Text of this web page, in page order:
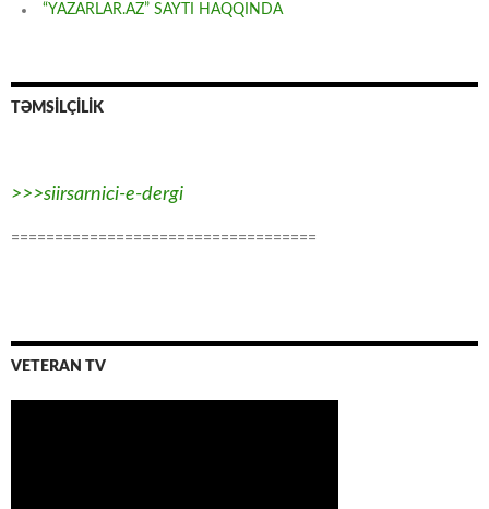
“YAZARLAR.AZ” SAYTI HAQQINDA
TƏMSİLÇİLİK
>>>siirsarnici-e-dergi
===================================
VETERAN TV